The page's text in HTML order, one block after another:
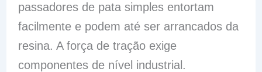
passadores de pata simples entortam
facilmente e podem até ser arrancados da
resina. A força de tração exige
componentes de nível industrial.